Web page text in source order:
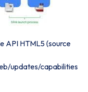
API HTML5 (source
updates/capabilities